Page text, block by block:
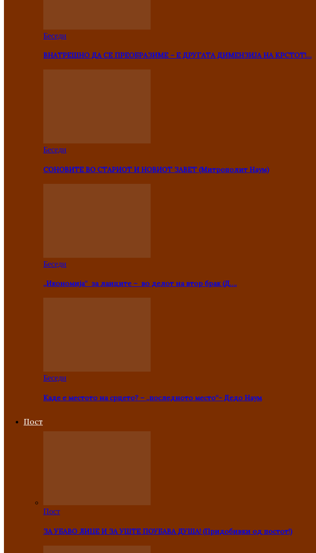
Беседи
ВНАТРЕШНО ДА СЕ ПРЕОБРАЗИМЕ – Е ДРУГАТА ДИМЕНЗИЈА НА КРСТОТ!…
Беседи
СОНОВИТЕ ВО СТАРИОТ И НОВИОТ ЗАВЕТ (Митрополит Наум)
Беседи
„Икономија“ за лаиците – во делот на втор брак (Д….
Беседи
Каде е местото на срцето? – „последното место“- Дедо Наум
Пост
Пост
ЗА УБАВО ЛИЦЕ И ЗА УШТЕ ПОУБАВА ДУША! (Придобивки од постот!)